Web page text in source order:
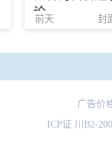
论
前天 封
广告价
ICP证 川B2-